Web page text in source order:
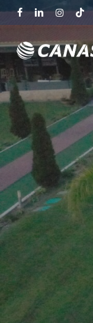
to
content
facebooklinkedininstagram
tiktok